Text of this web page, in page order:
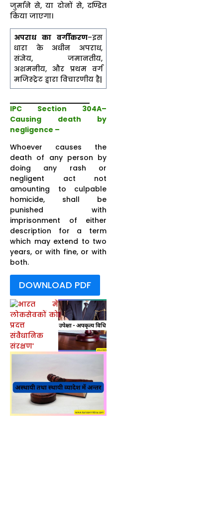
जुर्माने से, या दोनों से, दण्डित
किया जाएगा।
अपराध का वर्गीकरण–इस
धारा के अधीन अपराध,
संज्ञेय, जमानतीय,
अशमनीय, और प्रथम वर्ग
मजिस्ट्रेट द्वारा विचारणीय है|
IPC Section 304A–
Causing death by
negligence –
Whoever causes the
death of any person by
doing any rash or
negligent act not
amounting to culpable
homicide, shall be
punished with
imprisonment of either
description for a term
which may extend to two
years, or with fine, or with
both.
DOWNLOAD PDF